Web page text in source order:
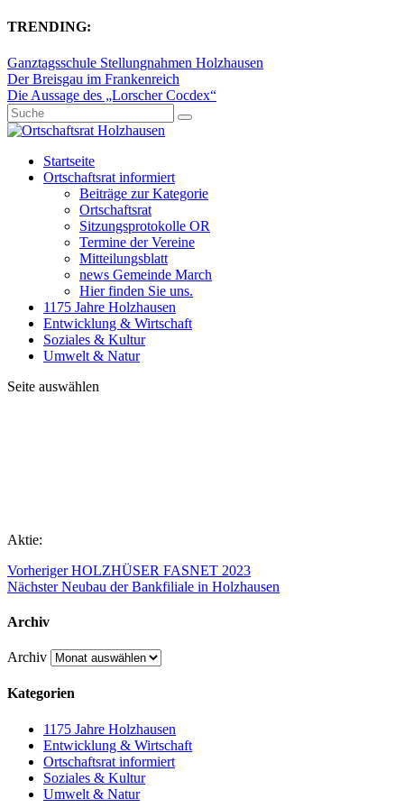
TRENDING:
Ganztagsschule Stellungnahmen Holzhausen
Der Breisgau im Frankenreich
Die Aussage des „Lorscher Cocdex“
Startseite
Ortschaftsrat informiert
Beiträge zur Kategorie
Ortschaftsrat
Sitzungsprotokolle OR
Termine der Vereine
Mitteilungsblatt
news Gemeinde March
Hier finden Sie uns.
1175 Jahre Holzhausen
Entwicklung & Wirtschaft
Soziales & Kultur
Umwelt & Natur
Seite auswählen
Aktie:
Vorheriger HOLZHÜSER FASNET 2023
Nächster Neubau der Bankfiliale in Holzhausen
Archiv
Archiv
Kategorien
1175 Jahre Holzhausen
Entwicklung & Wirtschaft
Ortschaftsrat informiert
Soziales & Kultur
Umwelt & Natur